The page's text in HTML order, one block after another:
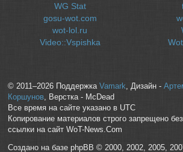
WG Stat
gosu-wot.com
wot-lol.ru
Video::Vspishka
© 2011–2026 Поддержка Vamark , Дизайн -
Коршунов, Верстка - McDead
Все время на сайте указано в UTC
Копирование материалов строго запрещено
ссылки на сайт WoT-News.Com
Создано на базе phpBB © 2000, 2002, 2005,